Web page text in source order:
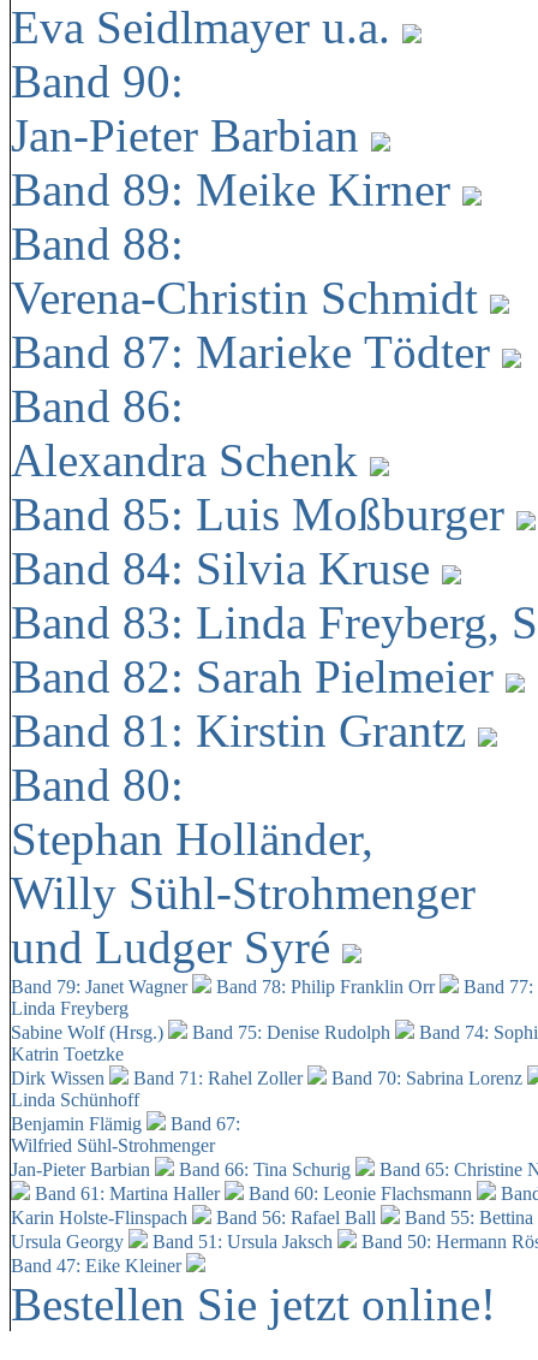
Eva Seidlmayer u.a.
Band 90:
Jan-Pieter Barbian
Band 89: Meike Kirner
Band 88:
Verena-Christin Schmidt
Band 87: Marieke Tödter
Band 86:
Alexandra Schenk
Band 85: Luis Moßburger
Band 84: Silvia Kruse
Band 83: Linda Freyberg,
Band 82: Sarah Pielmeier
Band 81: Kirstin Grantz
Band 80:
Stephan Holländer,
Willy Sühl-Strohmenger
und Ludger Syré
Band 79: Janet Wagner Band 78: Philip Franklin Orr
Band
Linda Freyberg
Sabine Wolf (Hrsg.)
Band 75: Denise Rudolph
Band 74:
Katrin Toetzke
Dirk Wissen
Band 71: Rahel Zoller
Band 70: Sabrina Lorenz
Linda Schünhoff
Benjamin Flämig
Band 67:
Wilfried Sühl-Strohmenger
Jan-Pieter Barbian
Band 66: Tina Schurig
Band 65: Christine
Band 61: Martina Haller
Band 60: Leonie Flachsmann
Karin Holste-Flinspach
Band 56: Rafael Ball
Band 55:
Ursula Georgy
Band 51: Ursula Jaksch Band 50: Hermann
Band 47: Eike Kleiner
Bestellen Sie jetzt online!